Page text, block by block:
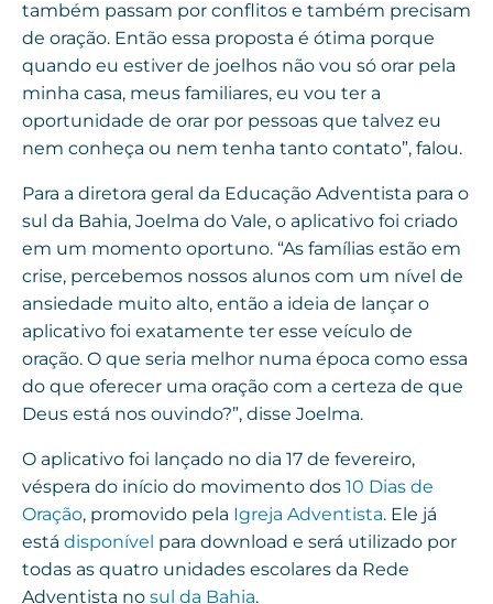
também passam por conflitos e também precisam
de oração. Então essa proposta é ótima porque
quando eu estiver de joelhos não vou só orar pela
minha casa, meus familiares, eu vou ter a
oportunidade de orar por pessoas que talvez eu
nem conheça ou nem tenha tanto contato”, falou.
Para a diretora geral da Educação Adventista para o
sul da Bahia, Joelma do Vale, o aplicativo foi criado
em um momento oportuno. “As famílias estão em
crise, percebemos nossos alunos com um nível de
ansiedade muito alto, então a ideia de lançar o
aplicativo foi exatamente ter esse veículo de
oração. O que seria melhor numa época como essa
do que oferecer uma oração com a certeza de que
Deus está nos ouvindo?”, disse Joelma.
O aplicativo foi lançado no dia 17 de fevereiro,
véspera do início do movimento dos 10 Dias de
Oração, promovido pela Igreja Adventista. Ele já
está disponível para download e será utilizado por
todas as quatro unidades escolares da Rede
Adventista no sul da Bahia.